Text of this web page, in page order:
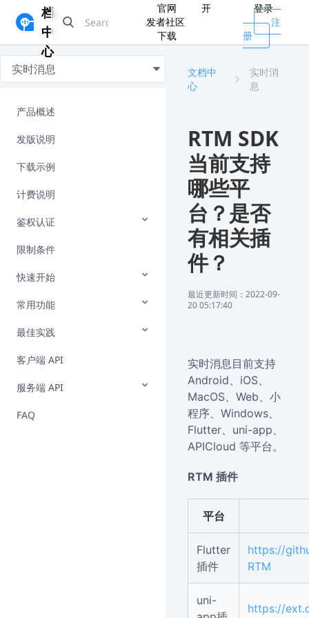
档
中
心
官网
开
发者社区
下载
登录
注
册
实时消息
产品概述
发版说明
下载示例
计费说明
鉴权认证
限制条件
快速开始
常用功能
最佳实践
客户端 API
服务端 API
FAQ
文档中
心
实时消
息
RTM SDK
当前支持
哪些平
台？是否
有相关插
件？
最近更新时间：2022-09-
20 05:17:40
实时消息目前支持
Android、iOS、
MacOS、Web、小
程序、Windows、
Flutter、uni-app、
APICloud 等平台。
RTM 插件
平台
Flutter
插件
https://
RTM
uni-
https://